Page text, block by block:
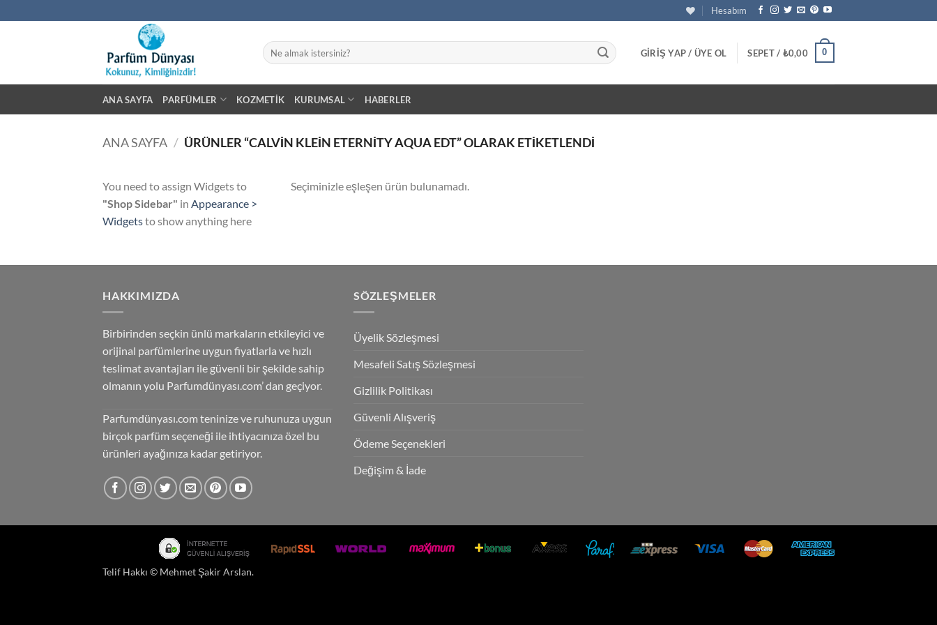
atla
Hesabım
Ara:
GIRIŞ YAP / ÜYE OL SEPET / ₺0,00 0
ANA SAYFA PARFÜMLER KOZMETIK KURUMSAL HABERLER
ANA SAYFA / ÜRÜNLER “CALVIN KLEIN ETERNITY AQUA EDT” OLARAK ETIKETLENDI
You need to assign Widgets to
"Shop Sidebar" in Appearance >
Widgetsto show anything here
Seçiminizle eşleşen ürün bulunamadı.
HAKKIMIZDA
Birbirinden seçkin ünlü markaların etkileyici ve
orijinal parfümlerine uygun fiyatlarla ve hızlı
teslimat avantajları ile güvenli bir şekilde sahip
olmanın yolu Parfumdünyası.com’ dan geçiyor.
Parfumdünyası.com teninize ve ruhunuza uygun
birçok parfüm seçeneği ile ihtiyacınıza özel bu
ürünleri ayağınıza kadar getiriyor.
SÖZLEŞMELER
Üyelik Sözleşmesi
Mesafeli Satış Sözleşmesi
Gizlilik Politikası
Güvenli Alışveriş
Ödeme Seçenekleri
Değişim & İade
Telif Hakkı © Mehmet Şakir Arslan.